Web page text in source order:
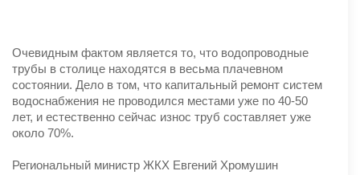
Очевидным фактом является то, что водопроводные
трубы в столице находятся в весьма плачевном
состоянии. Дело в том, что капитальный ремонт систем
водоснабжения не проводился местами уже по 40-50
лет, и естественно сейчас износ труб составляет уже
около 70%.
Региональный министр ЖКХ Евгений Хромушин